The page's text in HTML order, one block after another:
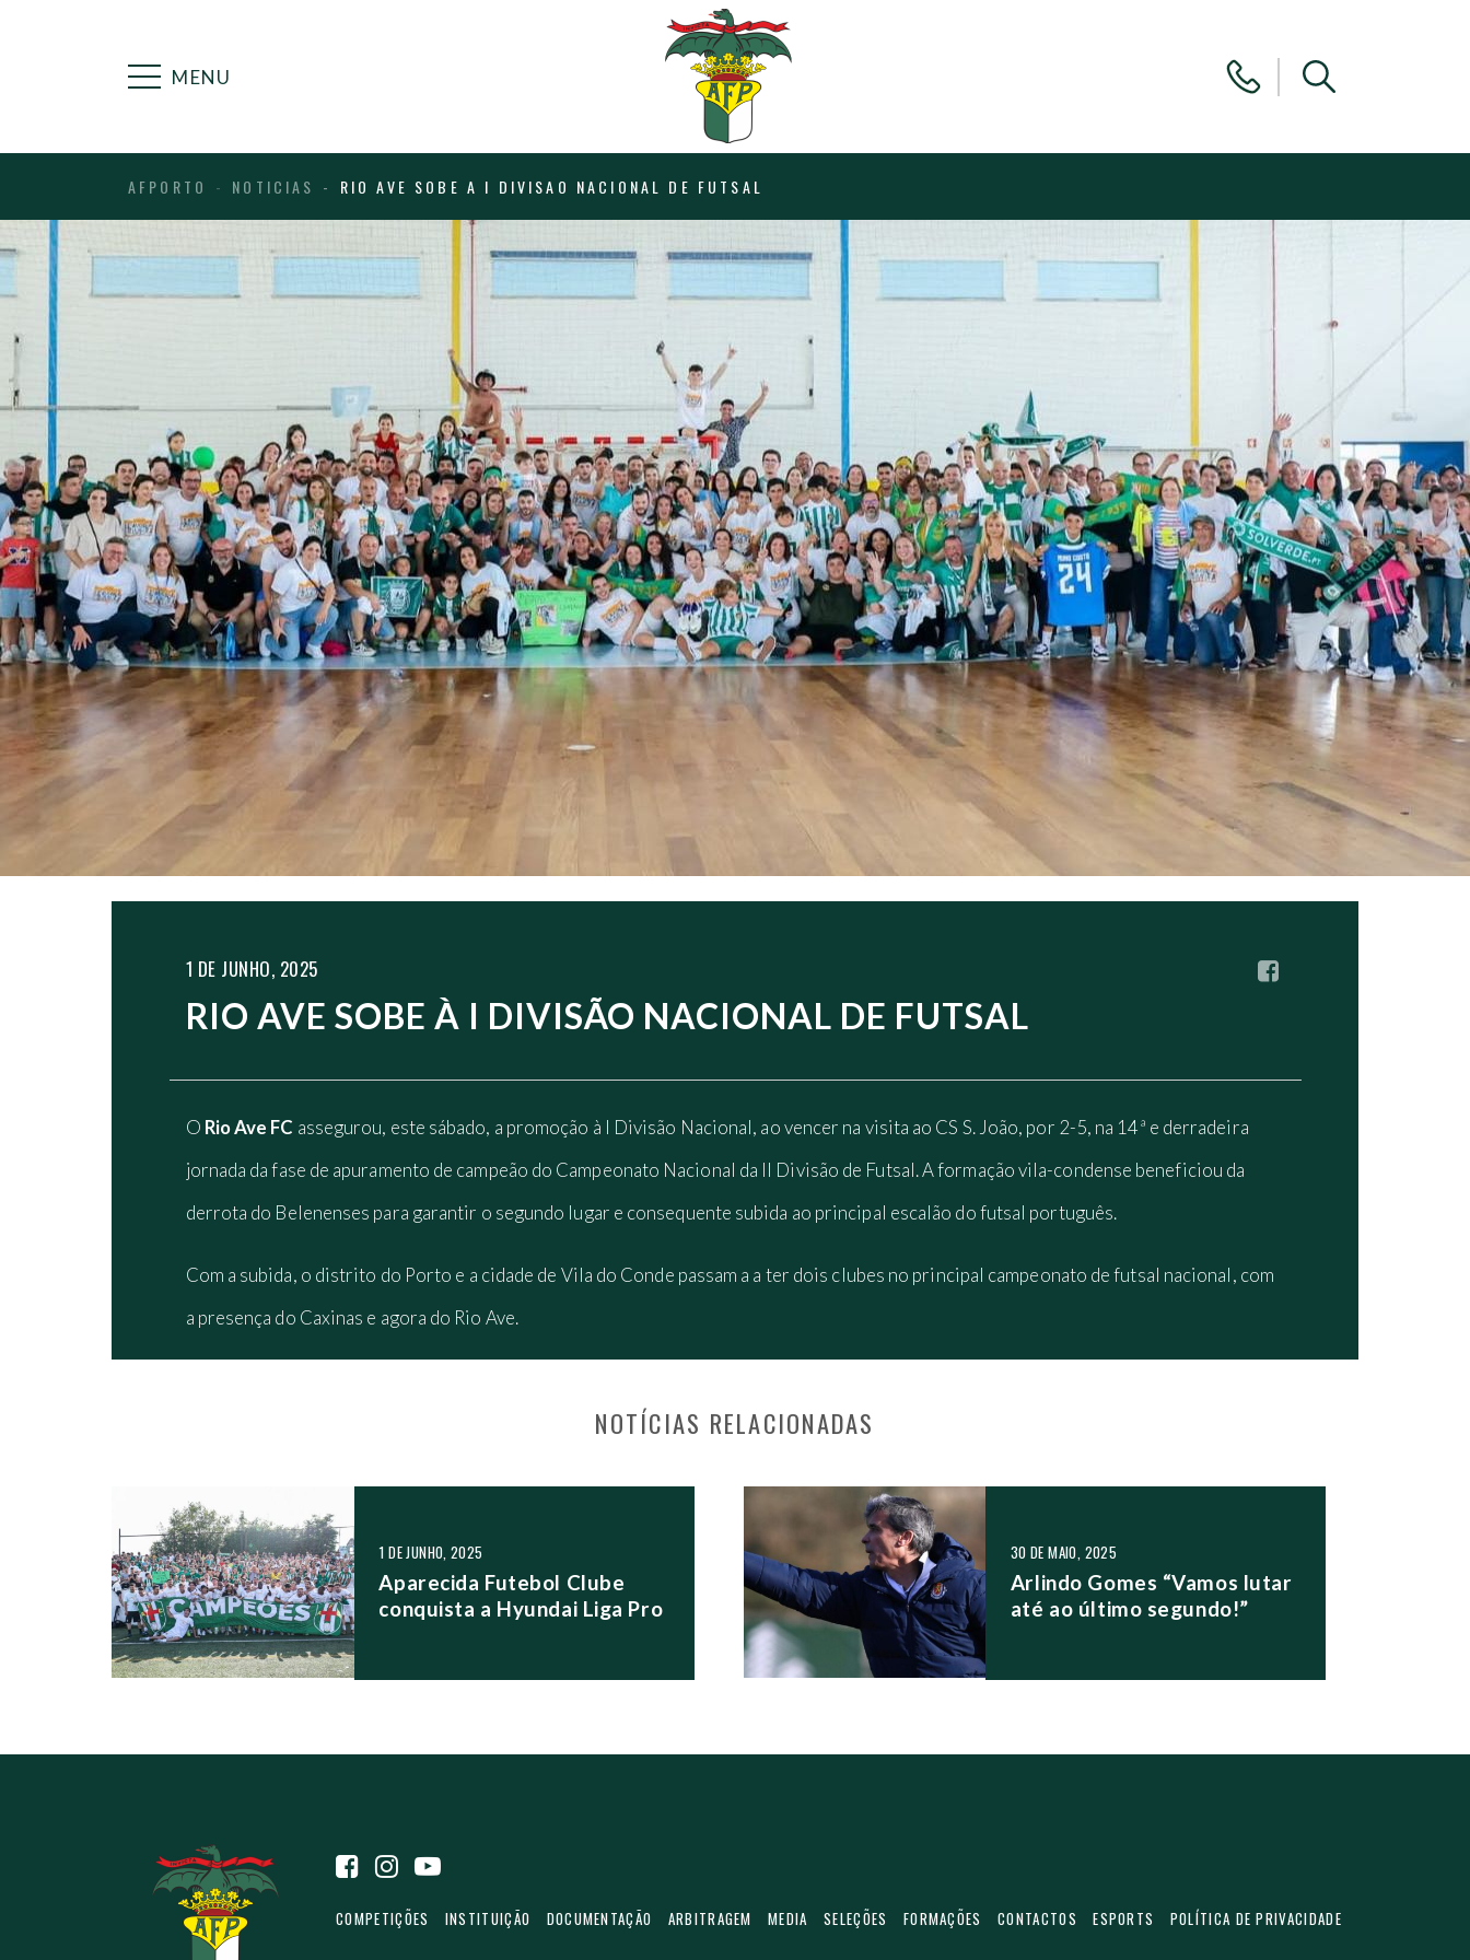
MENU
AFPORTO NOTICIAS RIO AVE SOBE A I DIVISAO NACIONAL DE FUTSAL
1 DE JUNHO, 2025
RIO AVE SOBE À I DIVISÃO NACIONAL DE FUTSAL
O Rio Ave FC assegurou, este sábado, a promoção à I Divisão Nacional, ao vencer na visita ao CS S. João, por 2-5, na 14ª e derradeira
jornada da fase de apuramento de campeão do Campeonato Nacional da II Divisão de Futsal. A formação vila-condense beneficiou da
derrota do Belenenses para garantir o segundo lugar e consequente subida ao principal escalão do futsal português.
Com a subida, o distrito do Porto e a cidade de Vila do Conde passam a a ter dois clubes no principal campeonato de futsal nacional, com
a presença do Caxinas e agora do Rio Ave.
NOTÍCIAS RELACIONADAS
NAVEGAÇÃO NOS POSTS
1 DE JUNHO, 2025
Aparecida Futebol Clube
conquista a Hyundai Liga Pro
30 DE MAIO, 2025
Arlindo Gomes “Vamos lutar
até ao último segundo!”
COMPETIÇÕES INSTITUIÇÃO DOCUMENTAÇÃO ARBITRAGEM MEDIA SELEÇÕES FORMAÇÕES CONTACTOS ESPORTS POLÍTICA DE PRIVACIDADE